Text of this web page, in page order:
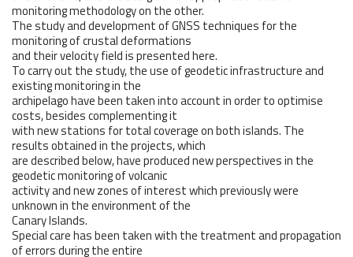
monitoring methodology on the other.
The study and development of GNSS techniques for the
monitoring of crustal deformations
and their velocity field is presented here.
To carry out the study, the use of geodetic infrastructure and
existing monitoring in the
archipelago have been taken into account in order to optimise
costs, besides complementing it
with new stations for total coverage on both islands. The
results obtained in the projects, which
are described below, have produced new perspectives in the
geodetic monitoring of volcanic
activity and new zones of interest which previously were
unknown in the environment of the
Canary Islands.
Special care has been taken with the treatment and propagation
of errors during the entire